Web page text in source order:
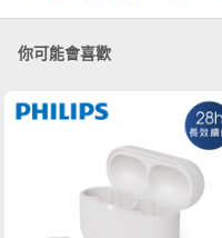
你可能會喜歡